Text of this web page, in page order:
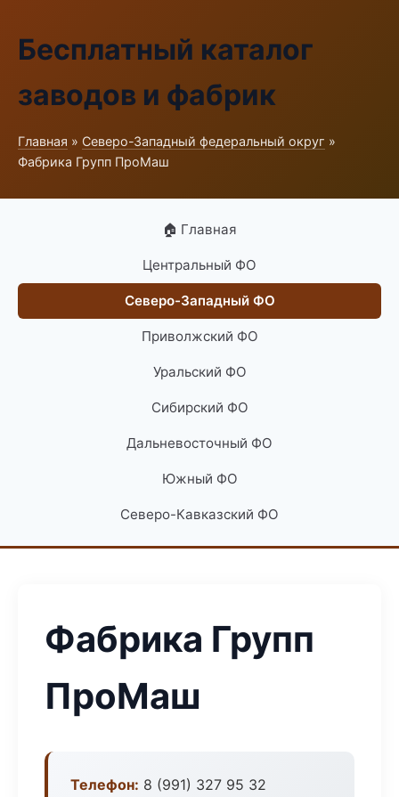
Бесплатный каталог
заводов и фабрик
Главная » Северо-Западный федеральный округ »
Фабрика Групп ПроМаш
🏠 Главная
Центральный ФО
Северо-Западный ФО
Приволжский ФО
Уральский ФО
Сибирский ФО
Дальневосточный ФО
Южный ФО
Северо-Кавказский ФО
Фабрика Групп
ПроМаш
Телефон: 8 (991) 327 95 32